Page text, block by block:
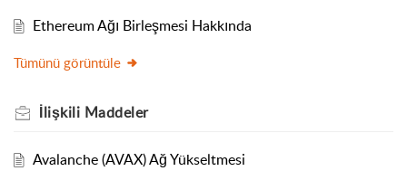
Ethereum Ağı Birleşmesi Hakkında
Tümünü görüntüle
İlişkili Maddeler
Avalanche (AVAX) Ağ Yükseltmesi